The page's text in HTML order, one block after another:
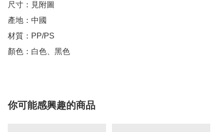
尺寸：見附圖
產地：中國
材質：PP/PS
顏色：白色、黑色
你可能感興趣的商品